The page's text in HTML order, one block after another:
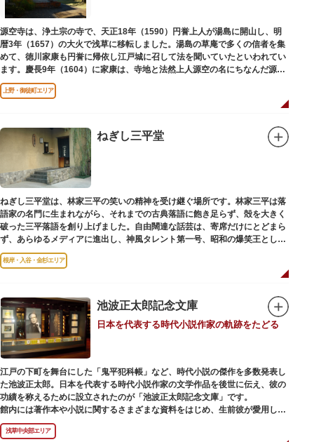
源空寺は、浄土宗の寺で、天正18年（1590）円誉上人が湯島に開山し、明
暦3年（1657）の大火で浅草に移転しました。湯島の草庵で多くの信者を集
めて、徳川家康も円誉に帰依し江戸城に召して法を聞いていたといわれてい
ます。慶長9年（1604）に家康は、寺地と法然上人源空の名にちなんだ源空
寺の号を円誉に与えました。
上野・御徒町エリア
ねぎし三平堂
ねぎし三平堂は、林家三平の笑いの精神を受け継ぐ場所です。林家三平は落
語家の名門に生まれながら、それまでの古典落語に飽き足らず、殻を大きく
破った三平落語を創り上げました。自由闊達な話芸は、寄席だけにとどまら
ず、あらゆるメディアに進出し、神風タレント第一号、昭和の爆笑王とし
て、いつまでも日本人の心に残っています。
根岸・入谷・金杉エリア
池波正太郎記念文庫
日本を代表する時代小説作家の軌跡をたどる
江戸の下町を舞台にした「鬼平犯科帳」など、時代小説の傑作を多数発表し
た池波正太郎。日本を代表する時代小説作家の文学作品を後世に伝え、彼の
功績を称えるために設立されたのが「池波正太郎記念文庫」です。
館内には著作本や小説に関するさまざまな資料をはじめ、生前彼が愛用して
いた万年筆やパイプ、帽子などが展示されています。書斎も復元されてお
り、池波正太郎をより身近に感じられるスポットです。また「池波グッズ」
浅草中央部エリア